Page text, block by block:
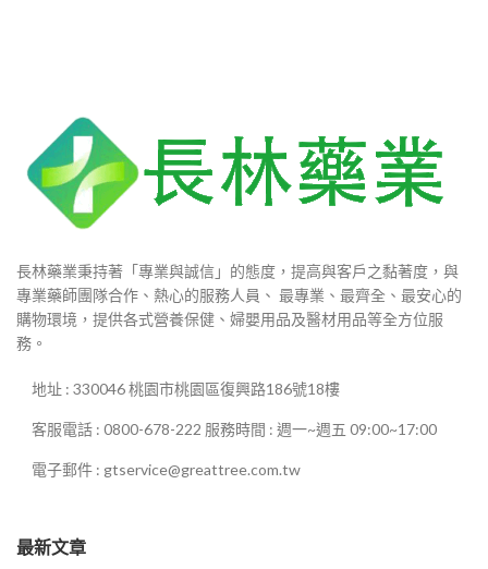
長林藥業秉持著「專業與誠信」的態度，提高與客戶之黏著度，與
專業藥師團隊合作、熱心的服務人員、 最專業、最齊全、最安心的
購物環境，提供各式營養保健、婦嬰用品及醫材用品等全方位服
務。
地址 : 330046 桃園市桃園區復興路186號18樓
客服電話 : 0800-678-222 服務時間 : 週一~週五 09:00~17:00
電子郵件 : gtservice@greattree.com.tw
最新文章